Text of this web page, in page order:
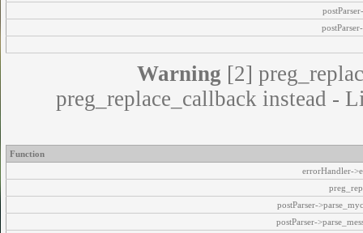
Warning [2]
preg_replace_callback instead -
Function
errorHandler-
postParser-
postParser-